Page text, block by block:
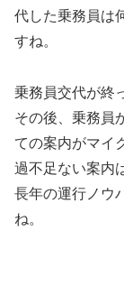
代した乗務員は
すね。
乗務員交代が終
その後、乗務員
ての案内がマイ
過不足ない案内
長年の運行ノウ
ね。